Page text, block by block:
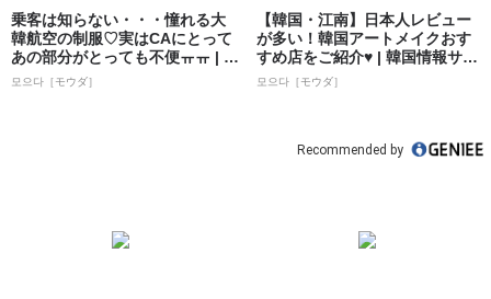
乗客は知らない・・・憧れる大
韓航空の制服♡実はCAにとって
あの部分がとっても不便ㅠㅠ | 韓
国情報...
모으다［モウダ］
【韓国・江南】日本人レビュー
が多い！韓国アートメイクおす
すめ店をご紹介♥ | 韓国情報サイ
ト 모으...
모으다［モウダ］
Recommended by